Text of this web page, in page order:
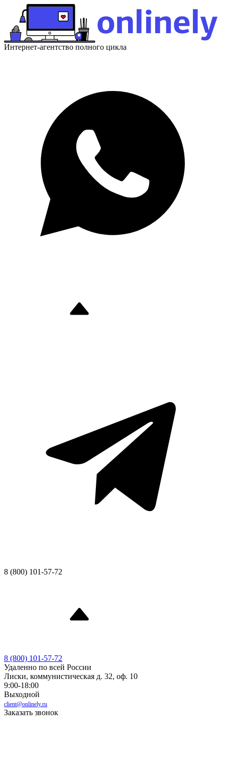
Интернет-агентство полного цикла
8 (800) 101-57-72
8 (800) 101-57-72
Удаленно по всей России
Лиски, коммунистическая д. 32, оф. 10
9:00-18:00
Выходной
client@onlinely.ru
Заказать звонок